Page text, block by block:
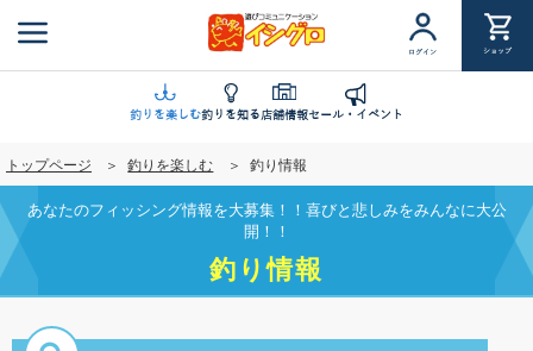
ン
に
移
動
ログイン ショップ
釣りを楽しむ釣りを知る店舗情報セール・イベント
トップページ 釣りを楽しむ 釣り情報
あなたのフィッシング情報を大募集！！喜びと悲しみをみんなに大公
開！！
釣り情報